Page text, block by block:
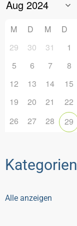
M D M D
29
30 31 1
5
6 7 8
12
13 14 15
19
20 21 22
26
27 28 29
Kategorien
Alle anzeigen